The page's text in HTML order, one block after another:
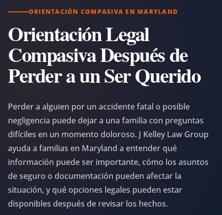
ORIENTACIÓN COMPASIVA EN MARYLAND
Orientación Legal
Compasiva Después de
Perder a un Ser Querido
Perder a alguien por un accidente fatal o posible
negligencia puede dejar a una familia con preguntas
difíciles en un momento doloroso. J Kelley Law Group
ayuda a familias en Maryland a entender qué
información puede ser importante, cómo los asuntos
de seguro o documentación pueden afectar la
situación, y qué opciones legales pueden estar
disponibles después de revisar los hechos.